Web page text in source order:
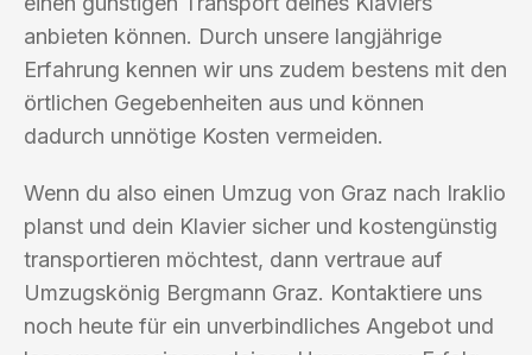
anbieten können. Durch unsere langjährige
Erfahrung kennen wir uns zudem bestens mit den
örtlichen Gegebenheiten aus und können
dadurch unnötige Kosten vermeiden.
Wenn du also einen Umzug von Graz nach Iraklio
planst und dein Klavier sicher und kostengünstig
transportieren möchtest, dann vertraue auf
Umzugskönig Bergmann Graz. Kontaktiere uns
noch heute für ein unverbindliches Angebot und